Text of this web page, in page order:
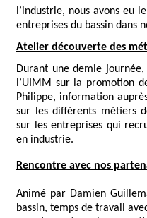
l’industrie, nous avons eu
entreprises du bassin dans
Atelier découverte des
Durant une demie
l’UIMM sur la promotion
Philippe, information
sur les différents métiers
sur les entreprises qui
en industrie.
Rencontre avec nos
Animé par Damien
bassin, temps de travail